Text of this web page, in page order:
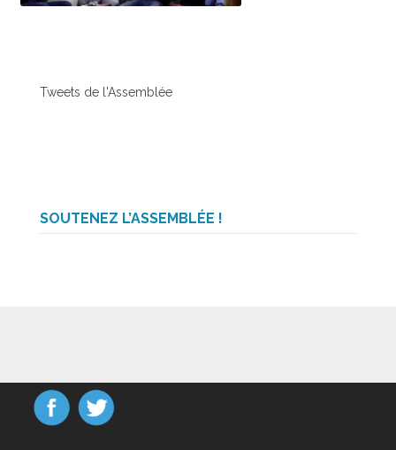
Tweets de l'Assemblée
SOUTENEZ L’ASSEMBLÉE !